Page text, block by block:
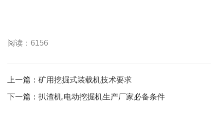
阅读：6156
上一篇： 矿用挖掘式装载机技术要求
下一篇： 扒渣机,电动挖掘机生产厂家必备条件